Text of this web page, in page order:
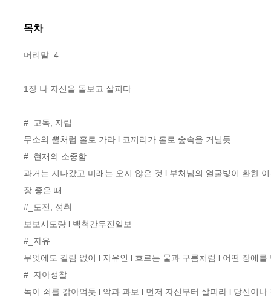
목차
머리말  4
1장 나 자신을 돌보고 살피다
#_고독, 자립
무소의 뿔처럼 홀로 가라 l 코끼리가 홀로 숲속을 거닐듯
#_현재의 소중함
과거는 지나갔고 미래는 오지 않은 것 l 부처님의 얼굴빛이 환한
장 좋은 때
#_도전, 성취
보보시도량 l 백척간두진일보
#_자유
무엇에도 걸림 없이 l 자유인 l 흐르는 물과 구름처럼 l 어떤 장애를
#_자아성찰
녹이 쇠를 갉아먹듯 l 악과 과보 l 먼저 자신부터 살피라 l 당신이